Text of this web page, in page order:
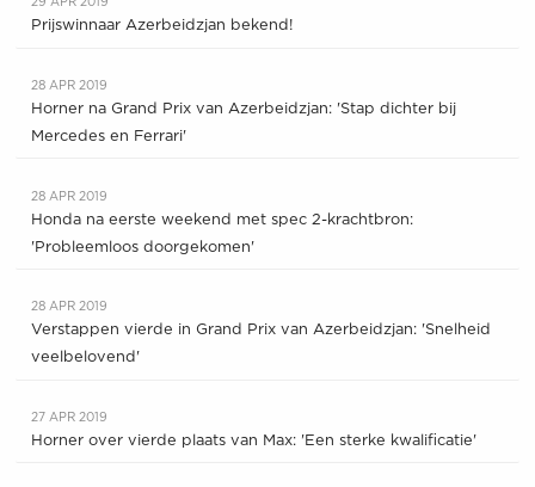
29 APR 2019
Prijswinnaar Azerbeidzjan bekend!
28 APR 2019
Horner na Grand Prix van Azerbeidzjan: 'Stap dichter bij
Mercedes en Ferrari'
28 APR 2019
Honda na eerste weekend met spec 2-krachtbron:
'Probleemloos doorgekomen'
28 APR 2019
Verstappen vierde in Grand Prix van Azerbeidzjan: 'Snelheid
veelbelovend'
27 APR 2019
Horner over vierde plaats van Max: 'Een sterke kwalificatie'